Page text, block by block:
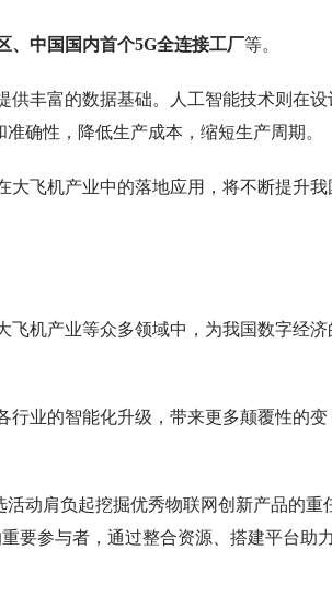
、中国国内首个5G全连接工厂等。
供丰富的数据基础。人工智能技术则在设
确性，降低生产成本，缩短生产周期。
飞机产业中的落地应用，将不断提升我
飞机产业等众多领域中，为我国数字经济
行业的智能化升级，带来更多颠覆性的变
动肩负起挖掘优秀物联网创新产品的重
要参与者，通过整合资源、搭建平台助